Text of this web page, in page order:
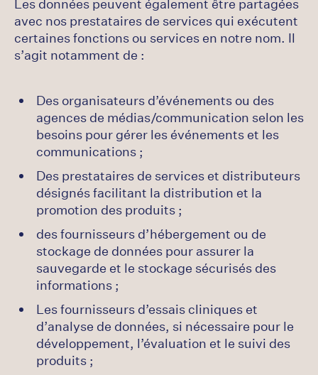
Les données peuvent également être partagées
avec nos prestataires de services qui exécutent
certaines fonctions ou services en notre nom. Il
s’agit notamment de :
Des organisateurs d’événements ou des
agences de médias/communication selon les
besoins pour gérer les événements et les
communications ;
Des prestataires de services et distributeurs
désignés facilitant la distribution et la
promotion des produits ;
des fournisseurs d’hébergement ou de
stockage de données pour assurer la
sauvegarde et le stockage sécurisés des
informations ;
Les fournisseurs d’essais cliniques et
d’analyse de données, si nécessaire pour le
développement, l’évaluation et le suivi des
produits ;